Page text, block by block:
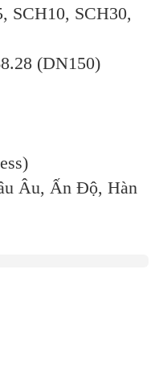
SCH10, SCH30,
(DN150)
Âu, Ấn Độ, Hàn